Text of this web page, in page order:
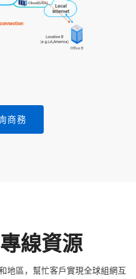
商務
線資源
地區，幫忙客戶實現全球組網互